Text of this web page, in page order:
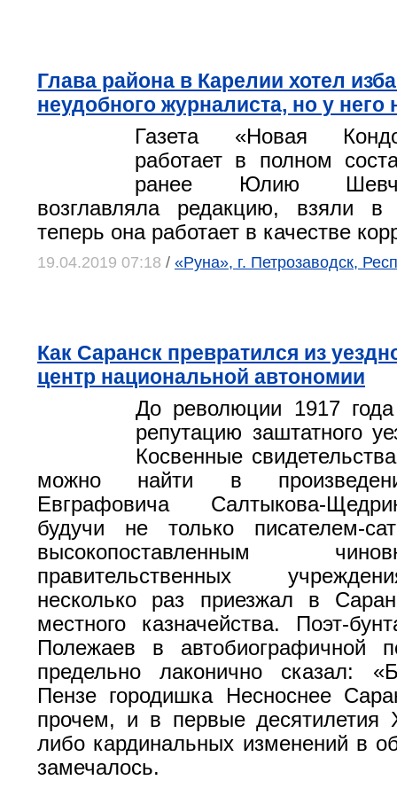
Глава района в Карелии хотел
неудобного журналиста, но у него
Газета «Новая
работает в полном
ранее Юлию
возглавляла редакцию, взяли
теперь она работает в качестве
19.04.2019 07:18 / «Руна», г. Петрозаводск,
Как Саранск превратился из
центр национальной автономии
До революции 1917
репутацию заштатного
Косвенные
можно найти в
Евграфовича Салтыкова-
будучи не только писателем-
высокопоставленным
правительственных
несколько раз приезжал в
местного казначейства. Поэт-
Полежаев в автобиографичной
предельно лаконично сказал:
Пензе городишка Несноснее
прочем, и в первые десятилетия
либо кардинальных изменений в
замечалось.